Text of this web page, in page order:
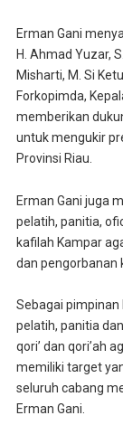
Erman Gani
H. Ahmad Yuzar,
Misharti, M. Si
Forkopimda,
memberikan
untuk mengukir
Provinsi Riau.
Erman Gani juga
pelatih, panitia,
kafilah Kampar
dan pengorbanan
Sebagai pimpinan
pelatih, panitia
qori’ dan qori’ah
memiliki target
seluruh cabang
Erman Gani.